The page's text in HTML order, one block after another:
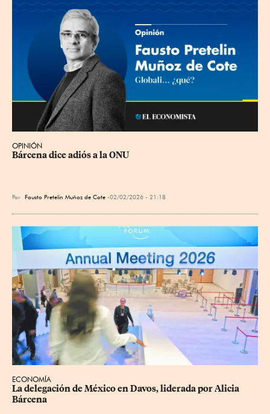
OPINIÓN
Bárcena dice adiós a la ONU
Por Fausto Pretelin Muñoz de Cote 02/02/2026 - 21:18
ECONOMÍA
La delegación de México en Davos, liderada por Alicia
Bárcena